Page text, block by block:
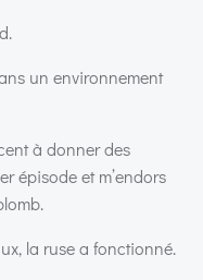
un environnement
à donner des
épisode et m’endors
la ruse a fonctionné.